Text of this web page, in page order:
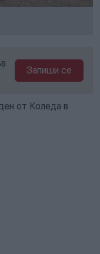
Запиши се
от Коледа в